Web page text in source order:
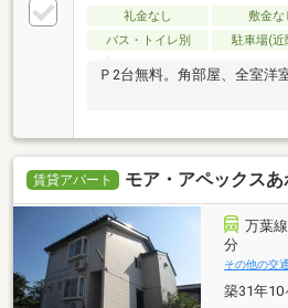
礼金なし 敷金な
バス・トイレ別
駐車場(近
Ｐ2台無料。角部屋、全室洋
賃貸アパート モア・アペックス
万葉
分
その他の交通
築31年10